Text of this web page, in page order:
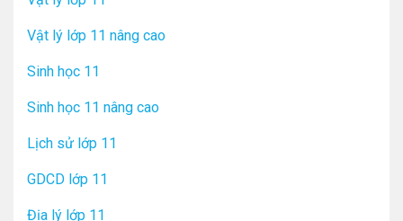
Vật lý lớp 11 nâng cao
Sinh học 11
Sinh học 11 nâng cao
Lịch sử lớp 11
GDCD lớp 11
Địa lý lớp 11